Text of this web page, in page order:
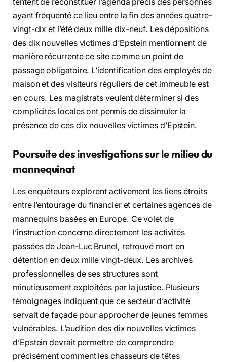
ayant fréquenté ce lieu entre la fin des années quatre-
vingt-dix et l’été deux mille dix-neuf. Les dépositions
des dix nouvelles victimes d’Epstein mentionnent de
manière récurrente ce site comme un point de
passage obligatoire. L’identification des employés de
maison et des visiteurs réguliers de cet immeuble est
en cours. Les magistrats veulent déterminer si des
complicités locales ont permis de dissimuler la
présence de ces dix nouvelles victimes d’Epstein.
Poursuite des investigations sur le milieu du
mannequinat
Les enquêteurs explorent activement les liens étroits
entre l’entourage du financier et certaines agences de
mannequins basées en Europe. Ce volet de
l’instruction concerne directement les activités
passées de Jean-Luc Brunel, retrouvé mort en
détention en deux mille vingt-deux. Les archives
professionnelles de ses structures sont
minutieusement exploitées par la justice. Plusieurs
témoignages indiquent que ce secteur d’activité
servait de façade pour approcher de jeunes femmes
vulnérables. L’audition des dix nouvelles victimes
d’Epstein devrait permettre de comprendre
précisément comment les chasseurs de têtes